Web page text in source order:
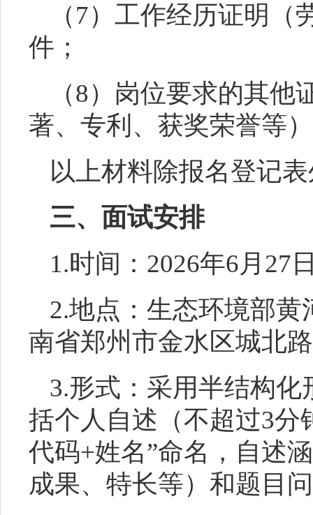
（7）工作经历证明（
件；
（8）岗位要求的其他
著、专利、获奖荣誉等
以上材料除报名登记
三、 面试安排
1.时间 ： 2026年6月 27
2.地点 ： 生态环境部黄
南省郑州市金水区城北
3.形式：采用半结构化
括个人自述（不超过3分
代码+姓名”命名，自述
成果、特长等）和题目